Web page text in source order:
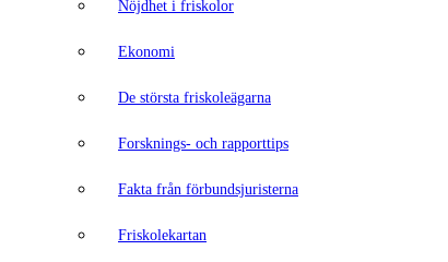
Nöjdhet i friskolor
Ekonomi
De största friskoleägarna
Forsknings- och rapporttips
Fakta från förbundsjuristerna
Friskolekartan